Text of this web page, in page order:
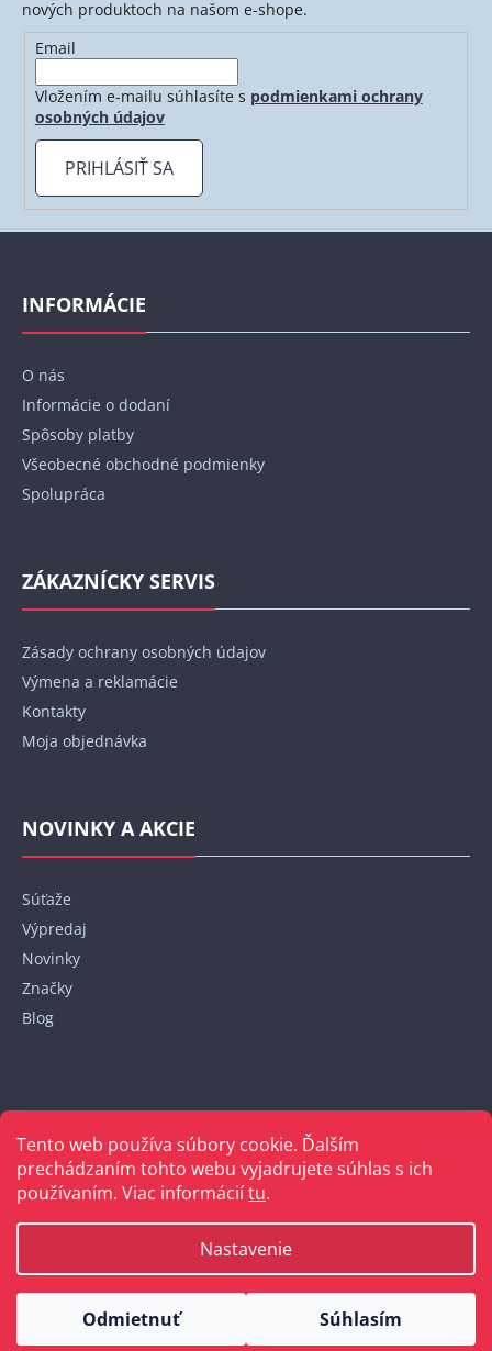
Tento web používa súbory cookie. Ďalším
prechádzaním tohto webu vyjadrujete súhlas s ich
používaním. Viac informáciítu.
Nastavenie
Odmietnuť Súhlasím
nových produktoch na našom e-shope.
Email
Vložením e-mailu súhlasíte s podmienkami ochrany
osobných údajov
PRIHLÁSIŤ SA
Z
INFORMÁCIE
O nás
Informácie o dodaní
Spôsoby platby
Všeobecné obchodné podmienky
Spolupráca
ZÁKAZNÍCKY SERVIS
Zásady ochrany osobných údajov
Výmena a reklamácie
Kontakty
Moja objednávka
NOVINKY A AKCIE
Súťaže
Výpredaj
Novinky
Značky
Blog
+421 948 152 820
Copyright 2026Bellakabelky.sk
. Všetky práva vyhradené.